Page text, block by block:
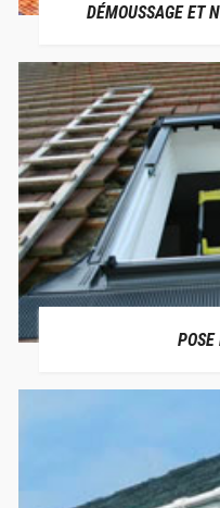
DÉMOUSSAGE ET